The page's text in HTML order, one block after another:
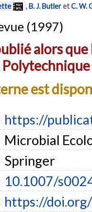
,B. J. ButleretC. W.
(1997)
alors
est
https://
Microbial
Springer
10.1007/
https://